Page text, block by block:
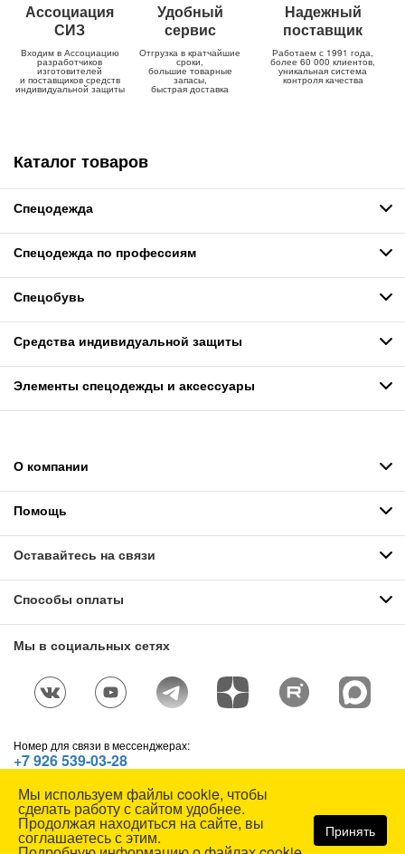
Ассоциация
СИЗ
Входим в Ассоциацию
разработчиков
изготовителей
и поставщиков средств
индивидуальной защиты
Удобный
сервис
Отгрузка в кратчайшие
сроки,
большие товарные
запасы,
быстрая доставка
Надежный
поставщик
Работаем с 1991 года,
более 60 000 клиентов,
уникальная система
контроля качества
Каталог товаров
Спецодежда
Спецодежда по профессиям
Спецобувь
Средства индивидуальной защиты
Элементы спецодежды и аксессуары
О компании
Помощь
Оставайтесь на связи
Способы оплаты
Мы в социальных сетях
Номер для связи в мессенджерах:
+7 926 539-03-28
© СОЮЗСПЕЦОДЕЖДА, 1991—2026. Все права защищены.
Использование материалов сайта без разрешения запрещено.
Карта сайта
Мы используем файлы cookie, чтобы
сделать работу с сайтом удобнее.
Продолжая находиться на сайте, вы
соглашаетесь с этим. Принять